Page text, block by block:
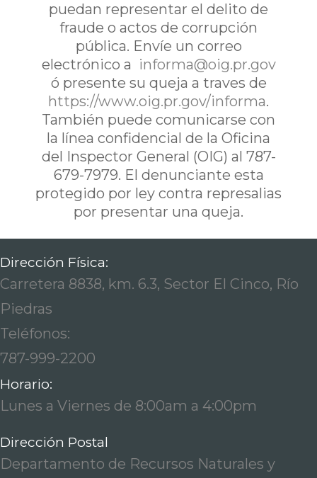
puedan representar el delito de
fraude o actos de corrupción
pública. Envíe un correo
electrónico a informa@oig.pr.gov
ó presente su queja a traves de
https://www.oig.pr.gov/informa.
También puede comunicarse con
la línea confidencial de la Oficina
del Inspector General (OIG) al 787-
679-7979. El denunciante esta
protegido por ley contra represalias
por presentar una queja.
Dirección Física:
Carretera 8838, km. 6.3, Sector El Cinco, Río
Piedras
Teléfonos:
787-999-2200
Horario:
Lunes a Viernes de 8:00am a 4:00pm
Dirección Postal
Departamento de Recursos Naturales y